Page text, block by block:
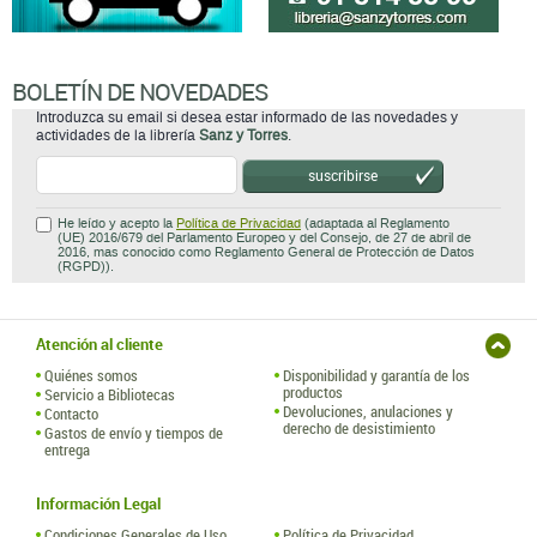
BOLETÍN DE NOVEDADES
Introduzca su email si desea estar informado de las novedades y
actividades de la librería Sanz y Torres.
suscribirse
He leído y acepto la Política de Privacidad (adaptada al Reglamento
(UE) 2016/679 del Parlamento Europeo y del Consejo, de 27 de abril de
2016, mas conocido como Reglamento General de Protección de Datos
(RGPD)).
Atención al cliente
Quiénes somos
Servicio a Bibliotecas
Contacto
Gastos de envío y tiempos de
entrega
Disponibilidad y garantía de los
productos
Devoluciones, anulaciones y
derecho de desistimiento
Información Legal